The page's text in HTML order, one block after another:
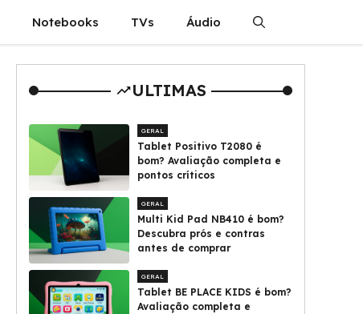
Notebooks TVs Áudio
ULTIMAS
GERAL
Tablet Positivo T2080 é
bom? Avaliação completa e
pontos críticos
GERAL
Multi Kid Pad NB410 é bom?
Descubra prós e contras
antes de comprar
GERAL
Tablet BE PLACE KIDS é bom?
Avaliação completa e